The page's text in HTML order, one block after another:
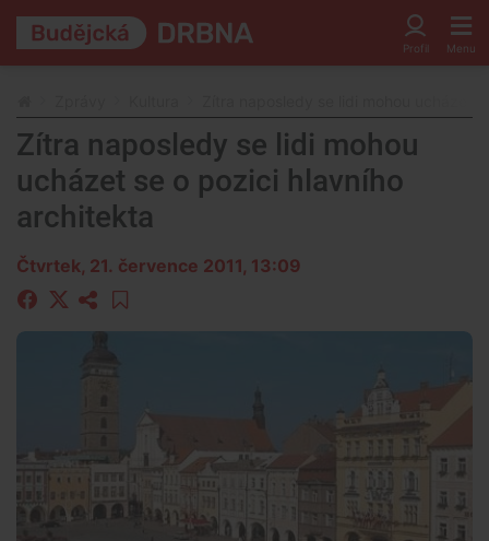
Zítra naposledy se lidi mohou
ucházet se o pozici hlavního
architekta
Čtvrtek, 21. července 2011, 13:09